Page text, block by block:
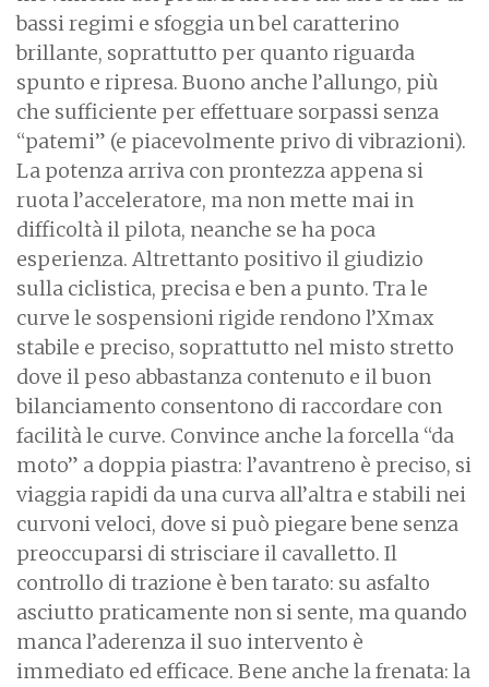
bassi regimi e sfoggia un bel caratterino
brillante, soprattutto per quanto riguarda
spunto e ripresa. Buono anche l’allungo, più
che sufficiente per effettuare sorpassi senza
“patemi” (e piacevolmente privo di vibrazioni).
La potenza arriva con prontezza appena si
ruota l’acceleratore, ma non mette mai in
difficoltà il pilota, neanche se ha poca
esperienza. Altrettanto positivo il giudizio
sulla ciclistica, precisa e ben a punto. Tra le
curve le sospensioni rigide rendono l’Xmax
stabile e preciso, soprattutto nel misto stretto
dove il peso abbastanza contenuto e il buon
bilanciamento consentono di raccordare con
facilità le curve. Convince anche la forcella “da
moto” a doppia piastra: l’avantreno è preciso, si
viaggia rapidi da una curva all’altra e stabili nei
curvoni veloci, dove si può piegare bene senza
preoccuparsi di strisciare il cavalletto. Il
controllo di trazione è ben tarato: su asfalto
asciutto praticamente non si sente, ma quando
manca l’aderenza il suo intervento è
immediato ed efficace. Bene anche la frenata: la